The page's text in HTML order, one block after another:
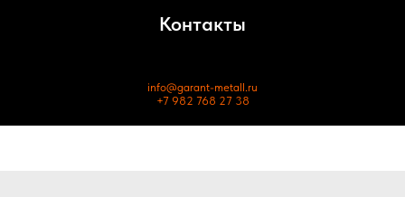
Контакты
info@garant-metall.ru
+7 982 768 27 38